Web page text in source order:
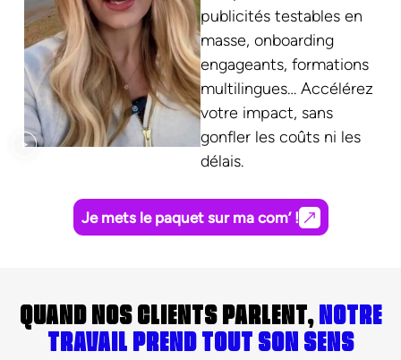
publicités testables en
masse, onboarding
engageants, formations
multilingues… Accélérez
votre impact, sans
gonfler les coûts ni les
délais.
Je mets le paquet sur ma com’ !
QUAND NOS CLIENTS PARLENT,NOTRE
TRAVAIL PREND TOUT SON SENS